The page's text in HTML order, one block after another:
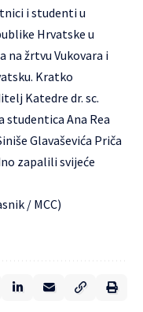
i studenti u
Hrvatske u
na žrtvu Vukovara i
Kratko
Katedre dr. sc.
studentica Ana Rea
Glavaševića Priča
zapalili svijeće
/ MCC)